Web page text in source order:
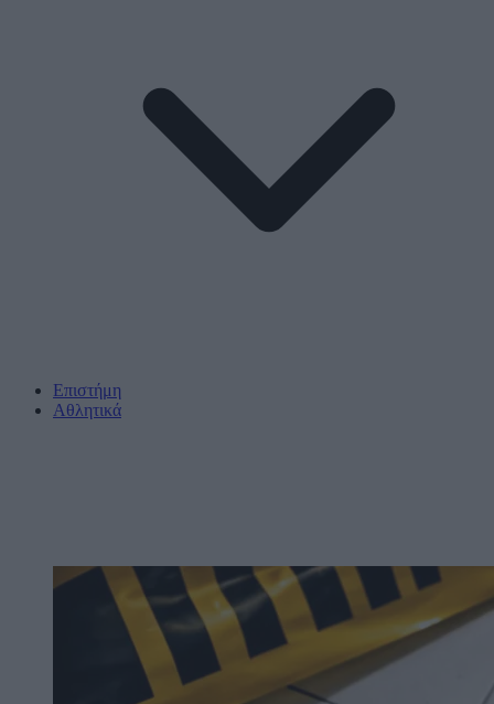
Επιστήμη
Αθλητικά